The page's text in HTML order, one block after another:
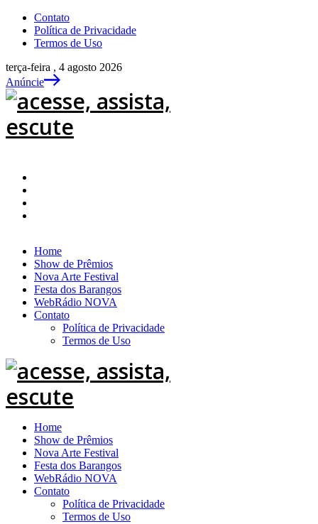
Contato
Política de Privacidade
Termos de Uso
terça-feira , 4 agosto 2026
Anúncie
Home
Show de Prêmios
Nova Arte Festival
Festa dos Barangos
WebRádio NOVA
Contato
Política de Privacidade
Termos de Uso
Home
Show de Prêmios
Nova Arte Festival
Festa dos Barangos
WebRádio NOVA
Contato
Política de Privacidade
Termos de Uso